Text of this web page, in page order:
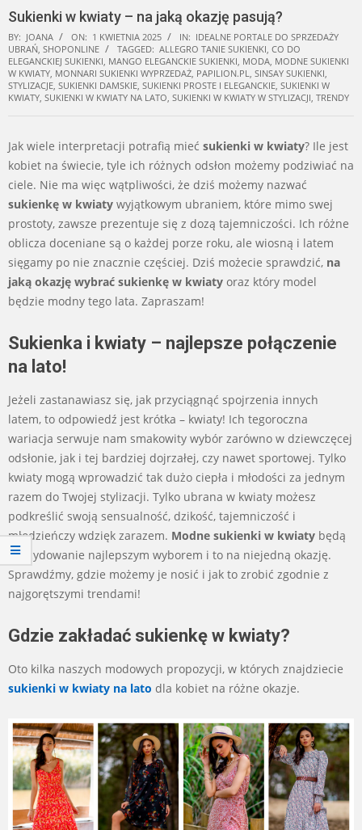
Sukienki w kwiaty – na jaką okazję pasują?
BY: JOANA ON: 1 KWIETNIA 2025 IN: IDEALNE PORTALE DO SPRZEDAŻY
UBRAŃ SHOPONLINE TAGGED: ALLEGRO TANIE SUKIENKI CO DO
ELEGANCKIEJ SUKIENKI MANGO ELEGANCKIE SUKIENKI MODA MODNE SUKIENKI
W KWIATY MONNARI SUKIENKI WYPRZEDAŻ PAPILION.PL SINSAY SUKIENKI
STYLIZACJE SUKIENKI DAMSKIE SUKIENKI PROSTE I ELEGANCKIE SUKIENKI W
KWIATY SUKIENKI W KWIATY NA LATO SUKIENKI W KWIATY W STYLIZACJI TRENDY
Jak wiele interpretacji potrafią mieć sukienki w kwiaty? Ile jest
kobiet na świecie, tyle ich różnych odsłon możemy podziwiać na
ciele. Nie ma więc wątpliwości, że dziś możemy nazwać
sukienkę w kwiaty wyjątkowym ubraniem, które mimo swej
prostoty, zawsze prezentuje się z dozą tajemniczości. Ich różne
oblicza doceniane są o każdej porze roku, ale wiosną i latem
sięgamy po nie znacznie częściej. Dziś możecie sprawdzić, na
jaką okazję wybrać sukienkę w kwiaty oraz który model
będzie modny tego lata. Zapraszam!
Sukienka i kwiaty – najlepsze połączenie
na lato!
Jeżeli zastanawiasz się, jak przyciągnąć spojrzenia innych
latem, to odpowiedź jest krótka – kwiaty! Ich tegoroczna
wariacja serwuje nam smakowity wybór zarówno w dziewczęcej
odsłonie, jak i tej bardziej dojrzałej, czy nawet sportowej. Tylko
kwiaty mogą wprowadzić tak dużo ciepła i młodości za jednym
razem do Twojej stylizacji. Tylko ubrana w kwiaty możesz
podkreślić swoją sensualność, dzikość, tajemniczość i
młodzieńczy wdzięk zarazem. Modne sukienki w kwiaty będą
zdecydowanie najlepszym wyborem i to na niejedną okazję.
Sprawdźmy, gdzie możemy je nosić i jak to zrobić zgodnie z
najgorętszymi trendami!
Gdzie zakładać sukienkę w kwiaty?
Oto kilka naszych modowych propozycji, w których znajdziecie
sukienki w kwiaty na lato dla kobiet na różne okazje.